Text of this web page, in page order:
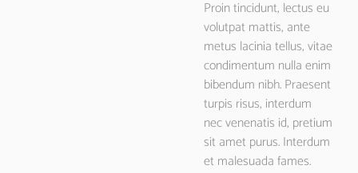
Proin tincidunt, lectus eu
volutpat mattis, ante
metus lacinia tellus, vitae
condimentum nulla enim
bibendum nibh. Praesent
turpis risus, interdum
nec venenatis id, pretium
sit amet purus. Interdum
et malesuada fames.